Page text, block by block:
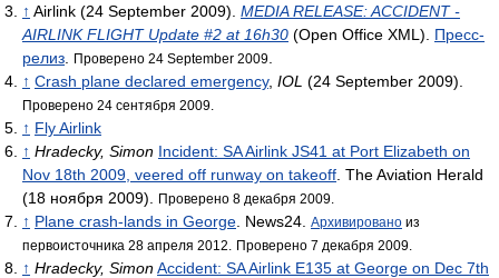
↑ Airlink (24 September 2009). MEDIA RELEASE: ACCIDENT -
AIRLINK FLIGHT Update #2 at 16h30 (Open Office XML). Пресс-
релиз
Проверено 24 September 2009
↑ Crash plane declared emergency, IOL (24 September 2009).
Проверено 24 сентября 2009.
↑ Fly Airlink
↑ Hradecky, Simon Incident: SA Airlink JS41 at Port Elizabeth on
Nov 18th 2009, veered off runway on takeoff . The Aviation Herald
(18 ноября 2009).
Проверено 8 декабря 2009.
↑ Plane crash-lands in George . News24. Архивировано из
первоисточника 28 апреля 2012.
Проверено 7 декабря 2009.
↑ Hradecky, SimonAccident: SA Airlink E135 at George on Dec 7th